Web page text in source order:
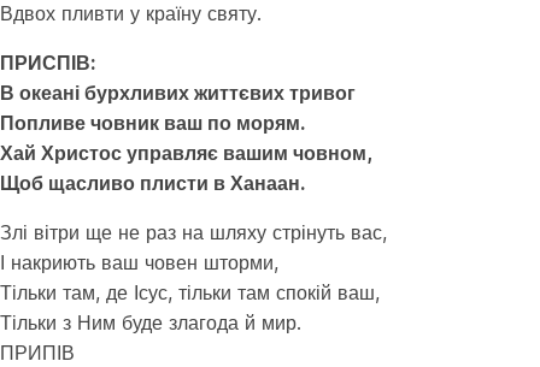
Вдвох пливти у країну святу.
ПРИСПІВ:
В океані бурхливих життєвих тривог
Попливе човник ваш по морям.
Хай Христос управляє вашим човном,
Щоб щасливо плисти в Ханаан.
Злі вітри ще не раз на шляху стрінуть вас,
І накриють ваш човен шторми,
Тільки там, де Ісус, тільки там спокій ваш,
Тільки з Ним буде злагода й мир.
ПРИПІВ